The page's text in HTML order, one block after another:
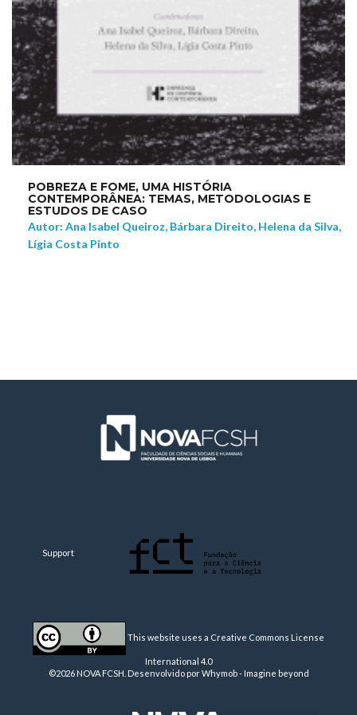
POBREZA E FOME, UMA HISTÓRIA
CONTEMPORÂNEA: TEMAS, METODOLOGIAS E
ESTUDOS DE CASO
Autor: Ana Isabel Queiroz, Bárbara Direito, Helena da Silva,
Lígia Costa Pinto
Support
This website uses a Creative Commons License
International 4.0
©2026 NOVA FCSH. Desenvolvido porWhymob - Imagine beyond